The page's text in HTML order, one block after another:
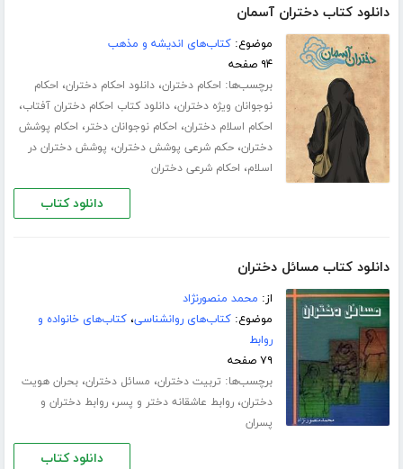
دانلود کتاب دختران آسمان
موضوع:کتاب‌های اندیشه و مذهب
۹۴ صفحه
برچسب‌ها: احکام دختران،دانلود احکام دختران، احکام
نوجوانان ویژه دختران،دانلود کتاب احکام دختران آفتاب،
احکام اسلام دختران، احکام نوجوانان دختر، احکام پوشش
دختران،حکم شرعی پوشش دختران، پوشش دختران در
اسلام، احکام شرعی دختران
دانلود کتاب
دانلود کتاب مسائل دختران
از: محمد منصورنژاد
موضوع:کتاب‌های روانشناسی،کتاب‌های خانواده و
روابط
۷۹ صفحه
برچسب‌ها: تربیت دختران، مسائل دختران،بحران هویت
دختران،روابط عاشقانه دختر و پسر،روابط دختران و
پسران
دانلود کتاب